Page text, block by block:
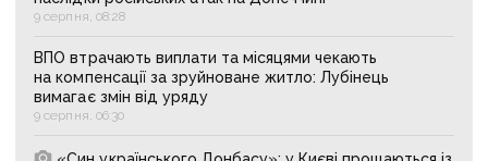
9 серпня, 08:28
ВПО втрачають виплати та місяцями чекають
на компенсації за зруйноване житло: Лубінець
вимагає змін від уряду
9 серпня, 06:30